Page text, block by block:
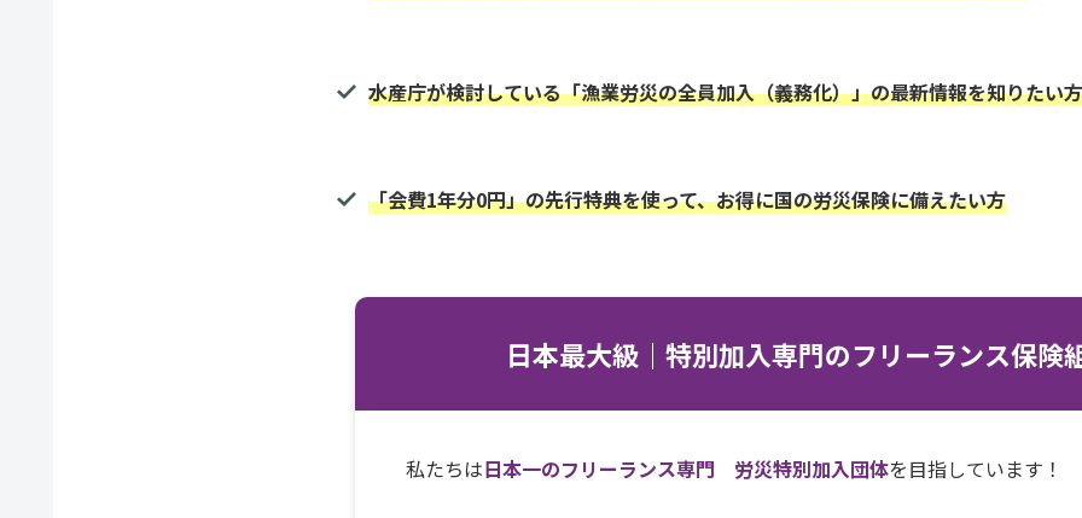
水産庁が検討している「漁業労災の全員加入（義務化）」の最新情報を知りたい方
「会費1年分0円」の先行特典を使って、お得に国の労災保険に備えたい方
日本最大級｜特別加入専門のフリーランス保険
私たちは日本一のフリーランス専門 労災特別加入団体を目指しています！